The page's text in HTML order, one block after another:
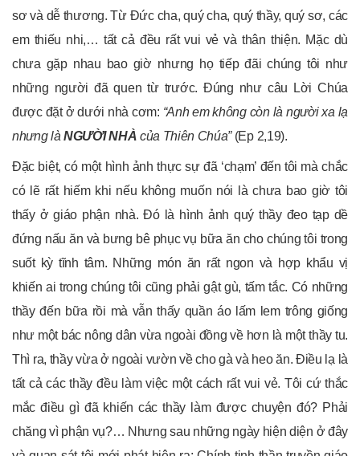
sơ và dễ thương. Từ Đức cha, quý cha, quý thầy, quý sơ, các
em thiếu nhi,… tất cả đều rất vui vẻ và thân thiện. Mặc dù
chưa gặp nhau bao giờ nhưng họ tiếp đãi chúng tôi như
những người đã quen từ trước. Đúng như câu Lời Chúa
được đặt ở dưới nhà cơm: “Anh em không còn là người xa lạ
nhưng làNGƯỜI NHÀ của Thiên Chúa” (Ep 2,19).
Đặc biệt, có một hình ảnh thực sự đã ‘chạm’ đến tôi mà chắc
có lẽ rất hiếm khi nếu không muốn nói là chưa bao giờ tôi
thấy ở giáo phận nhà. Đó là hình ảnh quý thầy đeo tạp dề
đứng nấu ăn và bưng bê phục vụ bữa ăn cho chúng tôi trong
suốt kỳ tĩnh tâm. Những món ăn rất ngon và hợp khẩu vị
khiến ai trong chúng tôi cũng phải gật gù, tấm tắc. Có những
thầy đến bữa rồi mà vẫn thấy quần áo lấm lem trông giống
như một bác nông dân vừa ngoài đồng về hơn là một thầy tu.
Thì ra, thầy vừa ở ngoài vườn về cho gà và heo ăn. Điều lạ là
tất cả các thầy đều làm việc một cách rất vui vẻ. Tôi cứ thắc
mắc điều gì đã khiến các thầy làm được chuyện đó? Phải
chăng vì phận vụ?… Nhưng sau những ngày hiện diện ở đây